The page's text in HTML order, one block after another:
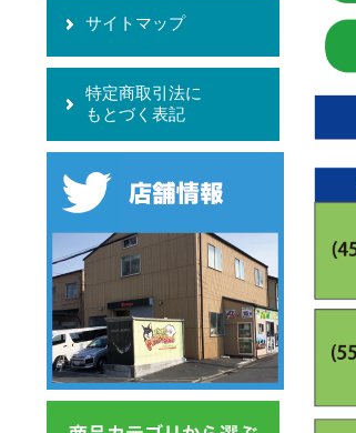
サイトマップ
特定商取引法に
もとづく表記